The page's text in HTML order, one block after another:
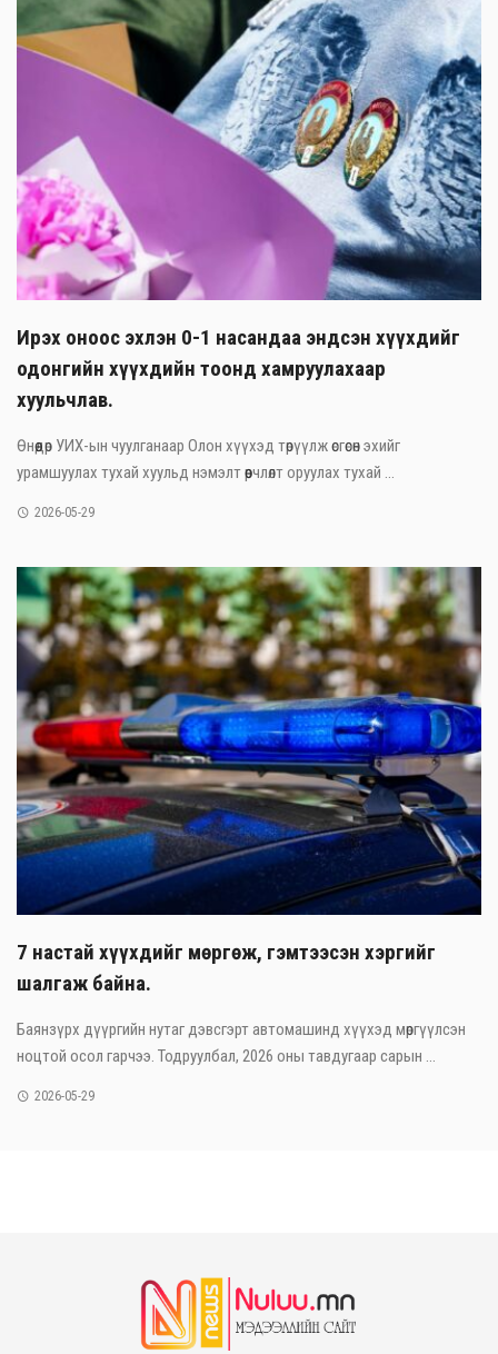
Ирэх оноос эхлэн 0-1 насандаа эндсэн хүүхдийг
одонгийн хүүхдийн тоонд хамруулахаар
хуульчлав.
Өнөөдөр УИХ-ын чуулганаар Олон хүүхэд төрүүлж өсгөсөн эхийг
урамшуулах тухай хуульд нэмэлт өөрчлөлт оруулах тухай ...
2026-05-29
7 настай хүүхдийг мөргөж, гэмтээсэн хэргийг
шалгаж байна.
Баянзүрх дүүргийн нутаг дэвсгэрт автомашинд хүүхэд мөргүүлсэн
ноцтой осол гарчээ. Тодруулбал, 2026 оны тавдугаар сарын ...
2026-05-29